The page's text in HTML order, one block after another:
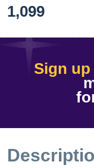
1,099
Sign